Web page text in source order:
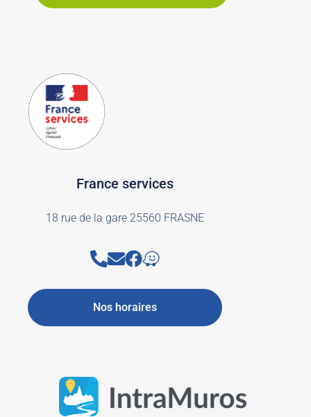
France services
18 rue de la gare 25560 FRASNE
Nos horaires